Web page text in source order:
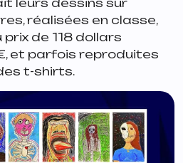
réalisées en classe,
de 118 dollars
et parfois reproduites
t-shirts.